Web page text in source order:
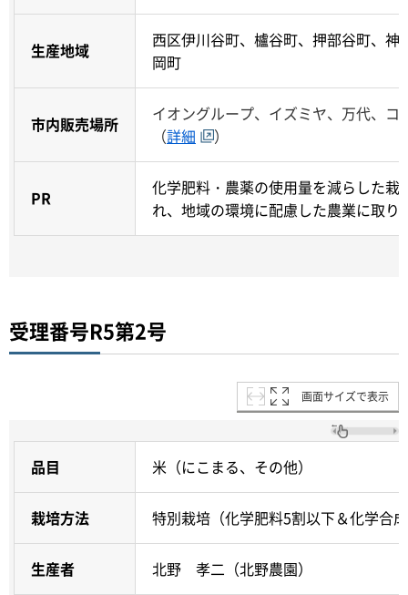
生産地域
西区伊川谷町、櫨谷町、押部谷町、
岡町
市内販売場所
イオングループ、イズミヤ、万代、コ
（詳細 ）
PR
化学肥料・農薬の使用量を減らした栽
れ、地域の環境に配慮した農業に取り
受理番号R5第2号
画面サイズで表示
品目 米（にこまる、その他）
栽培方法 特別栽培（化学肥料5割以下＆化学合
生産者 北野 孝二（北野農園）